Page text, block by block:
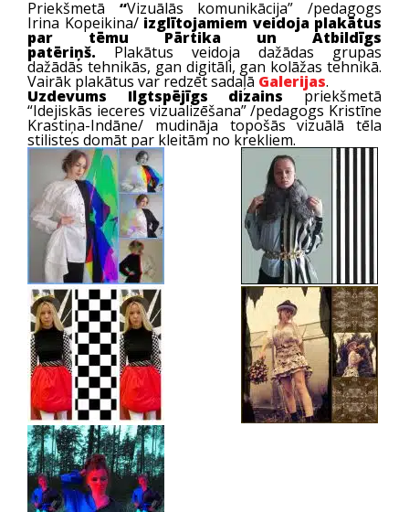
Priekšmetā “Vizuālās komunikācija” /pedagogs
Irina Kopeikina/ izglītojamiem veidoja plakātus
par tēmu Pārtika un Atbildīgs
patēriņš. Plakātus veidoja dažādas grupas
dažādās tehnikās, gan digitāli, gan kolāžas tehnikā.
Vairāk plakātus var redzēt sadaļā Galerijas.
Uzdevums Ilgtspējīgs dizainspriekšmetā
“Idejiskās ieceres vizualizēšana” /pedagogs Kristīne
Krastiņa-Indāne/ mudināja topošās vizuālā tēla
stilistes domāt par kleitām no krekliem.